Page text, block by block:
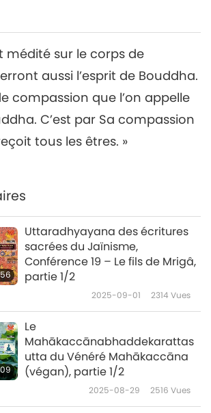
médité sur le corps de
aussi l’esprit de Bouddha.
compassion que l’on appelle
C’est par Sa compassion
tous les êtres. »
Uttaradhyayana des écritures
sacrées du Jaïnisme,
Conférence 19 – Le fils de Mrigâ,
partie 1/2
2025-09-01 2314 Vues
Le
Mahākaccānabhaddekarattas
utta du Vénéré Mahākaccāna
(végan), partie 1/2
2025-08-29 2516 Vues